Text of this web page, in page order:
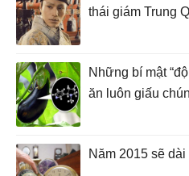
thái giám Trung
Những bí mật
ăn luôn giấu
Năm 2015 sẽ